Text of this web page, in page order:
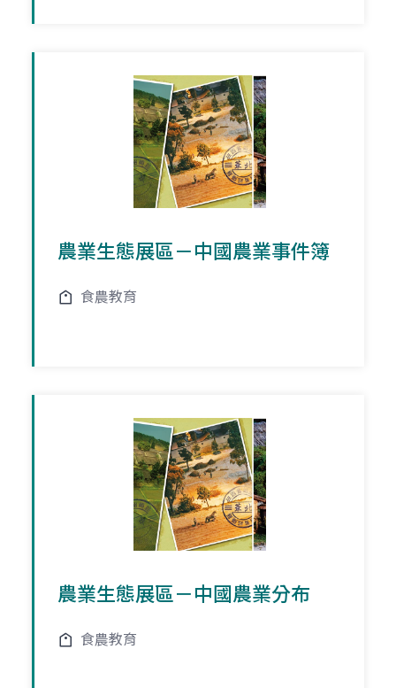
農業生態展區－中國農業事件簿
食農教育
農業生態展區－中國農業分布
食農教育